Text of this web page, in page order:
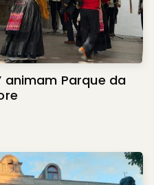
animam Parque da